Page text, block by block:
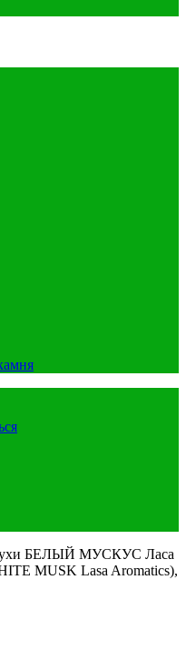
БЕЛЫЙ МУСКУС Ласа
MUSK Lasa Aromatics),